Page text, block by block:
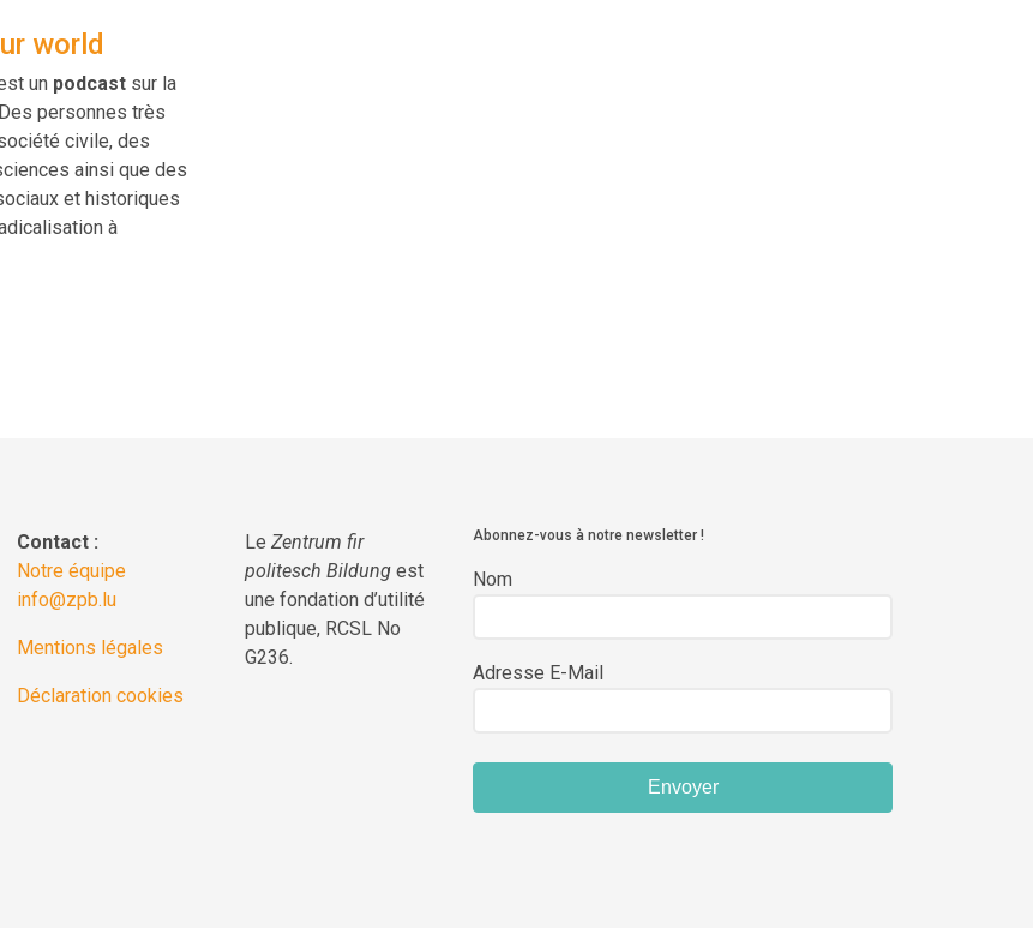
world
un podcast sur la
personnes très
civile, des
ainsi que des
et historiques
à
Contact :
Notre équipe
info@zpb.lu
Mentions légales
Déclaration cookies
Le Zentrum fir
politesch Bildung est
une fondation d’utilité
publique, RCSL No
G236.
Abonnez-vous à notre newsletter !
Nom
Adresse E-Mail
Envoyer